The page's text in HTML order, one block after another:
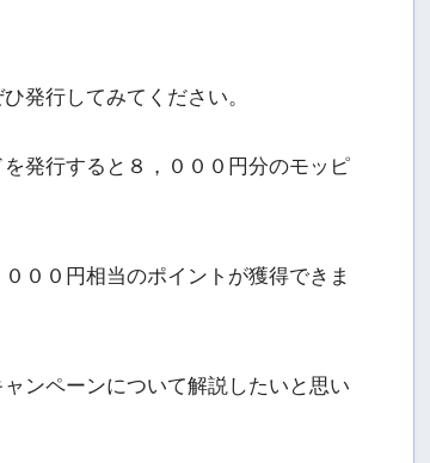
発行してみてください。
発行すると８，０００円分のモッピ
００円相当のポイントが獲得できま
ンペーンについて解説したいと思い